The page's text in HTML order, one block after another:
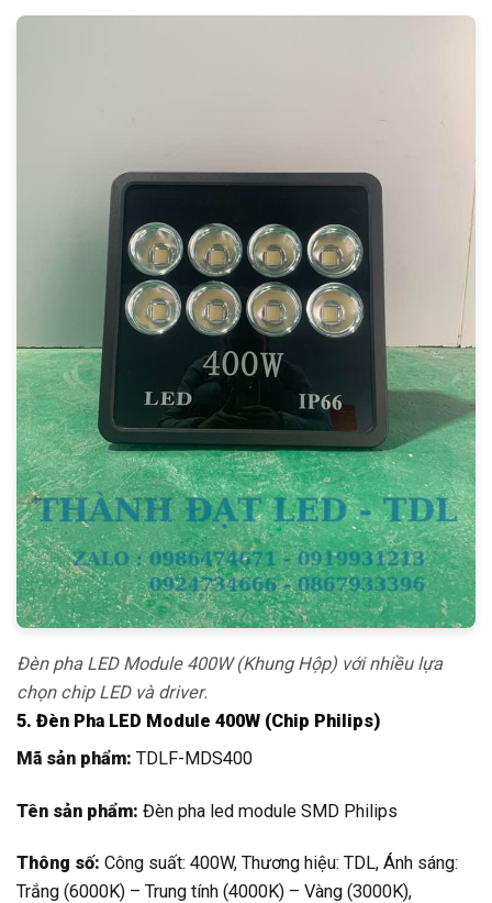
Đèn pha LED Module 400W (Khung Hộp) với nhiều lựa
chọn chip LED và driver.
5. Đèn Pha LED Module 400W (Chip Philips)
Mã sản phẩm: TDLF-MDS400
Tên sản phẩm: Đèn pha led module SMD Philips
Thông số: Công suất: 400W, Thương hiệu: TDL, Ánh sáng:
Trắng (6000K) – Trung tính (4000K) – Vàng (3000K),